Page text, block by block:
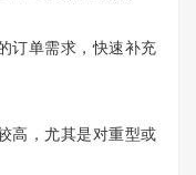
单需求，快速补充
，尤其是对重型或